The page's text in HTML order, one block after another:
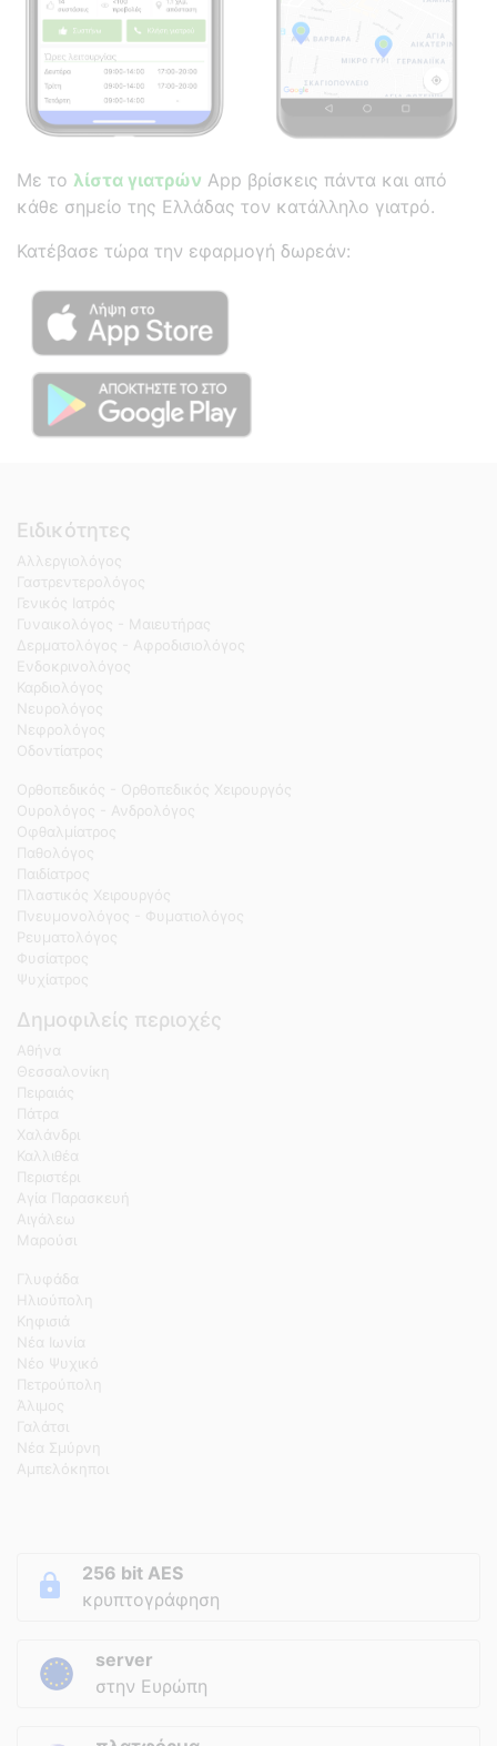
Με το λίστα γιατρών App βρίσκεις πάντα και από
κάθε σημείο της Ελλάδας τον κατάλληλο γιατρό.
Κατέβασε τώρα την εφαρμογή δωρεάν:
Ειδικότητες
Αλλεργιολόγος
Γαστρεντερολόγος
Γενικός Ιατρός
Γυναικολόγος - Μαιευτήρας
Δερματολόγος - Αφροδισιολόγος
Ενδοκρινολόγος
Καρδιολόγος
Νευρολόγος
Νεφρολόγος
Οδοντίατρος
Ορθοπεδικός - Ορθοπεδικός Χειρουργός
Ουρολόγος - Ανδρολόγος
Οφθαλμίατρος
Παθολόγος
Παιδίατρος
Πλαστικός Χειρουργός
Πνευμονολόγος - Φυματιολόγος
Ρευματολόγος
Φυσίατρος
Ψυχίατρος
Δημοφιλείς περιοχές
Αθήνα
Θεσσαλονίκη
Πειραιάς
Πάτρα
Χαλάνδρι
Καλλιθέα
Περιστέρι
Αγία Παρασκευή
Αιγάλεω
Μαρούσι
Γλυφάδα
Ηλιούπολη
Κηφισιά
Νέα Ιωνία
Νέο Ψυχικό
Πετρούπολη
Άλιμος
Γαλάτσι
Νέα Σμύρνη
Αμπελόκηποι
256 bit AES
κρυπτογράφηση
server
στην Ευρώπη